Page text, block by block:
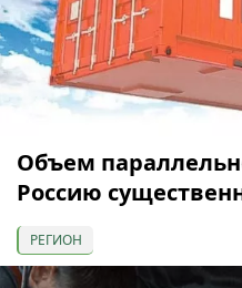
Объем
Россию
РЕГИОН